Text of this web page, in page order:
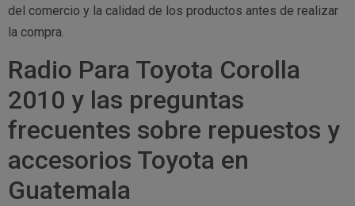
del comercio y la calidad de los productos antes de realizar
la compra.
Radio Para Toyota Corolla
2010 y las preguntas
frecuentes sobre repuestos y
accesorios Toyota en
Guatemala